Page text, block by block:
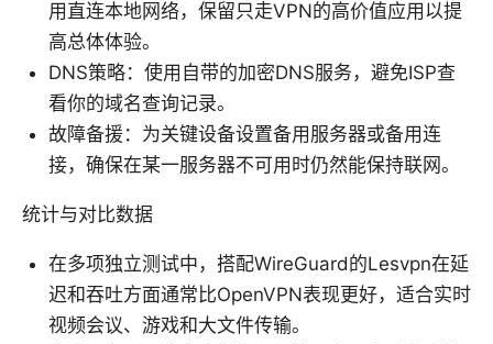
用直连本地网络，保留只走VPN的高价值应用以提
高总体体验。
DNS策略：使用自带的加密DNS服务，避免ISP查
看你的域名查询记录。
故障备援：为关键设备设置备用服务器或备用连
接，确保在某一服务器不可用时仍然能保持联网。
统计与对比数据
在多项独立测试中，搭配WireGuard的Lesvpn在延
迟和吞吐方面通常比OpenVPN表现更好，适合实时
视频会议、游戏和大文件传输。